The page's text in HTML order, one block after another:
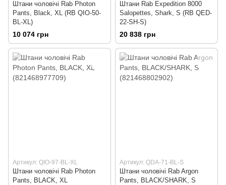
Штани чоловічі Rab Photon
Pants, Black, XL (RB QIO-50-
BL-XL)
10 074 грн
Штани Rab Expedition 8000
Salopettes, Shark, S (RB QED-
22-SH-S)
20 838 грн
Артикул: QIO-97-BL-XL
Штани чоловічі Rab Photon
Pants, BLACK, XL
Артикул: QDA-71-BL-S
Штани чоловічі Rab Argon
Pants, BLACK/SHARK, S